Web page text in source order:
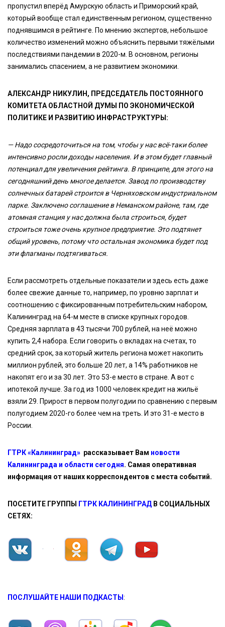
пропустил вперёд Амурскую область и Приморский край,
который вообще стал единственным регионом, существенно
поднявшимся в рейтинге. По мнению экспертов, небольшое
количество изменений можно объяснить первыми тяжёлыми
последствиями пандемии в 2020-м. В основном, регионы
занимались спасением, а не развитием экономики.
АЛЕКСАНДР НИКУЛИН, ПРЕДСЕДАТЕЛЬ ПОСТОЯННОГО
КОМИТЕТА ОБЛАСТНОЙ ДУМЫ ПО ЭКОНОМИЧЕСКОЙ
ПОЛИТИКЕ И РАЗВИТИЮ ИНФРАСТРУКТУРЫ:
—Надо сосредоточиться на том, чтобы у нас всё-таки более
интенсивно росли доходы населения. И в этом будет главный
потенциал для увеличения рейтинга. В принципе, для этого на
сегодняшний день многое делается. Завод по производству
солнечных батарей строится в Черняховском индустриальном
парке. Заключено соглашение в Неманском районе, там, где
атомная станция у нас должна была строиться, будет
строиться тоже очень крупное предприятие. Это подтянет
общий уровень, потому что остальная экономика будет под
эти флагманы подтягиваться.
Если рассмотреть отдельные показатели и здесь есть даже
более свежие данные то, например, по уровню зарплат и
соотношению с фиксированным потребительским набором,
Калининград на 64-м месте в списке крупных городов.
Средняя зарплата в 43 тысячи 700 рублей, на неё можно
купить 2,4 набора. Если говорить о вкладах на счетах, то
средний срок, за который житель региона может накопить
миллион рублей, это больше 20 лет, а 14% работников не
накопят его и за 30 лет. Это 53-е место в стране. А вот с
ипотекой лучше. За год из 1000 человек кредит на жильё
взяли 29. Прирост в первом полугодии по сравнению с первым
полугодием 2020-го более чем на треть. И это 31-е место в
России.
ГТРК «Калининград» рассказывает Вам новости
Калининграда и области сегодня. Самая оперативная
информация от наших корреспондентов с места событий.
ПОСЕТИТЕ ГРУППЫ ГТРК КАЛИНИНГРАД В СОЦИАЛЬНЫХ
СЕТЯХ:
ПОСЛУШАЙТЕ НАШИ ПОДКАСТЫ: